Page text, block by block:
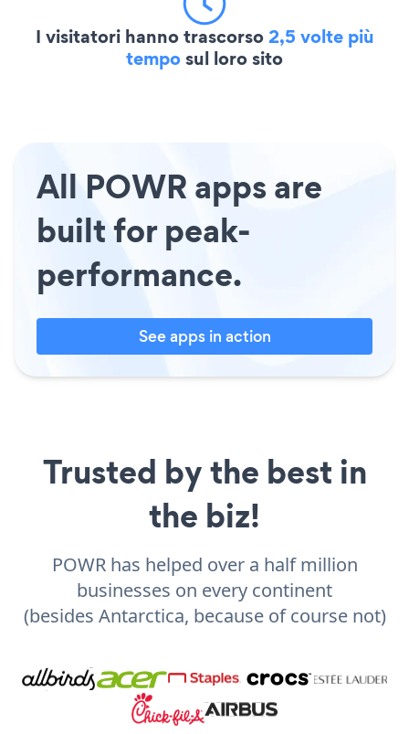
I visitatori hanno trascorso2,5 volte più
temposul loro sito
All POWR apps are
built for peak-
performance.
See apps in action
Trusted by the best in
the biz!
POWR has helped over a half million
businesses on every continent
(besides Antarctica, because of course not)